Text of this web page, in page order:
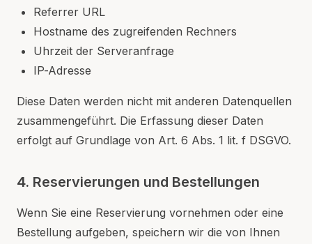
Referrer URL
Hostname des zugreifenden Rechners
Uhrzeit der Serveranfrage
IP-Adresse
Diese Daten werden nicht mit anderen Datenquellen
zusammengeführt. Die Erfassung dieser Daten
erfolgt auf Grundlage von Art. 6 Abs. 1 lit. f DSGVO.
4. Reservierungen und Bestellungen
Wenn Sie eine Reservierung vornehmen oder eine
Bestellung aufgeben, speichern wir die von Ihnen